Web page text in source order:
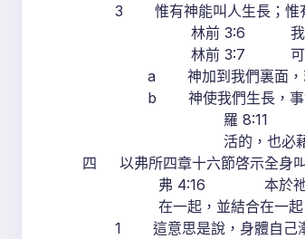
3 惟有神能叫人生長；惟有
林前 3:6 我栽
林前 3:7 可見栽
a 神加到我們裏面，
b 神使我們生長，事
羅 8:11 然
活的，也必
四 以弗所四章十六節啓示全身叫
弗 4:16 本於祂，全
在一起，並結合在一
1 這意思是說，身體自己漸